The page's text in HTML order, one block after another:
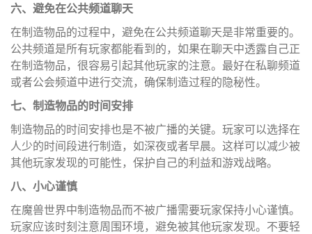
六、避免在公共频道聊天
在制造物品的过程中，避免在公共频道聊天是非常重要的。
公共频道是所有玩家都能看到的，如果在聊天中透露自己正
在制造物品，很容易引起其他玩家的注意。最好在私聊频道
或者公会频道中进行交流，确保制造过程的隐秘性。
七、制造物品的时间安排
制造物品的时间安排也是不被广播的关键。玩家可以选择在
人少的时间段进行制造，如深夜或者早晨。这样可以减少被
其他玩家发现的可能性，保护自己的利益和游戏战略。
八、小心谨慎
在魔兽世界中制造物品而不被广播需要玩家保持小心谨慎。
玩家应该时刻注意周围环境，避免被其他玩家发现。不要轻